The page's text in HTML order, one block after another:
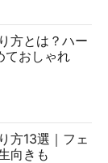
方とは？ハー
ておしゃれ
方13選｜フェ
向きも